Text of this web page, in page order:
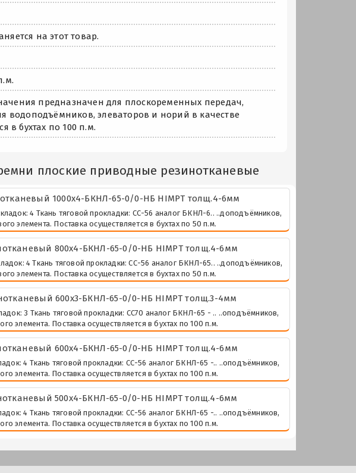
на этот товар.
предназначен для плоскоременных передач,
водоподъёмников, элеваторов и норий в качестве
в бухтах по 100 п.м.
плоские приводные резинотканевые
1000х4-БКНЛ-65-0/0-НБ HIMPT толщ.4-6мм
4 Ткань тяговой прокладки: СС-56 аналог БКНЛ-6.. ..доподъёмников,
элемента. Поставка осуществляется в бухтах по 50 п.м.
800х4-БКНЛ-65-0/0-НБ HIMPT толщ.4-6мм
4 Ткань тяговой прокладки: СС-56 аналог БКНЛ-65.. ..доподъёмников,
элемента. Поставка осуществляется в бухтах по 50 п.м.
600х3-БКНЛ-65-0/0-НБ HIMPT толщ.3-4мм
3 Ткань тяговой прокладки: СС70 аналог БКНЛ-65 - .. ..оподъёмников,
элемента. Поставка осуществляется в бухтах по 100 п.м.
600х4-БКНЛ-65-0/0-НБ HIMPT толщ.4-6мм
4 Ткань тяговой прокладки: СС-56 аналог БКНЛ-65 -.. ..оподъёмников,
элемента. Поставка осуществляется в бухтах по 100 п.м.
500х4-БКНЛ-65-0/0-НБ HIMPT толщ.4-6мм
4 Ткань тяговой прокладки: СС-56 аналог БКНЛ-65 -.. ..оподъёмников,
элемента. Поставка осуществляется в бухтах по 100 п.м.